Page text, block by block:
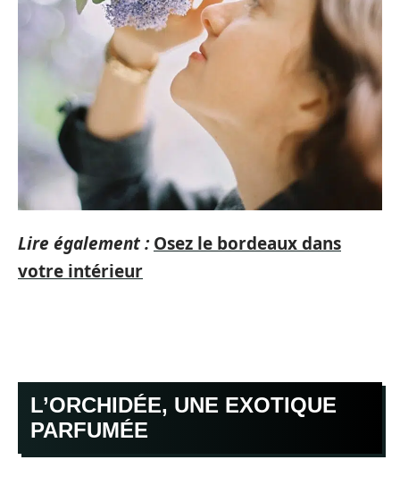
Lire également : Osez le bordeaux dans
votre intérieur
L’ORCHIDÉE, UNE EXOTIQUE
PARFUMÉE